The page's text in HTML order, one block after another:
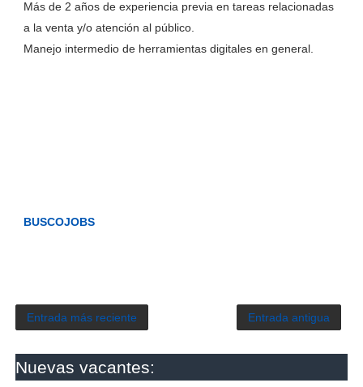
Más de 2 años de experiencia previa en tareas relacionadas
a la venta y/o atención al público.
Manejo intermedio de herramientas digitales en general.
BUSCOJOBS
Entrada más reciente Entrada antigua
Nuevas vacantes: